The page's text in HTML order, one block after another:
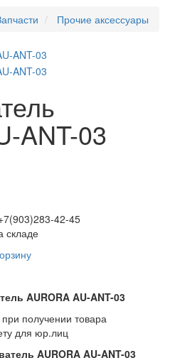
Прочие аксессуары
ANT-03
42-45
складе
AURORA AU-ANT-03
получении товара
для юр.лиц
AURORA AU-ANT-03